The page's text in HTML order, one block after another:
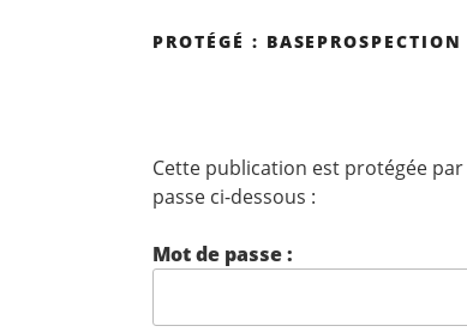
PROTÉGÉ : BASEPROSPECTION
Cette publication est protégée
passe ci-dessous :
Mot de passe :